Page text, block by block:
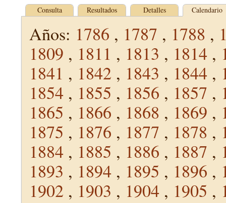
Consulta Resultados Detalles Calendario
Años: 1786 , 1787 , 1788 ,
1809 , 1811 , 1813 , 1814 ,
1841 , 1842 , 1843 , 1844 ,
1854 , 1855 , 1856 , 1857 ,
1865 , 1866 , 1868 , 1869 ,
1875 , 1876 , 1877 , 1878 ,
1884 , 1885 , 1886 , 1887 ,
1893 , 1894 , 1895 , 1896 ,
1902 , 1903 , 1904 , 1905 ,